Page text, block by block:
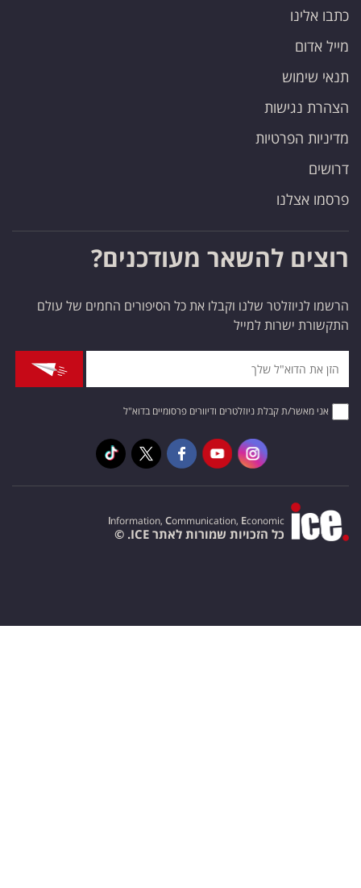
כתבו אלינו
מייל אדום
תנאי שימוש
הצהרת נגישות
מדיניות הפרטיות
דרושים
פרסמו אצלנו
רוצים להשאר מעודכנים?
הרשמו לניוזלטר שלנו וקבלו את כל הסיפורים החמים של עולם
התקשורת ישרות למייל
אני מאשר/ת קבלת ניוזלטרים ודיוורים פרסומיים בדוא"ל
Information, Communication, Economic
כל הזכויות שמורות לאתר ICE. ©